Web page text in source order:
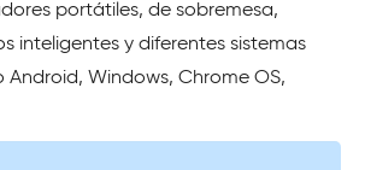
portátiles, de sobremesa,
inteligentes y diferentes sistemas
Windows, Chrome OS,